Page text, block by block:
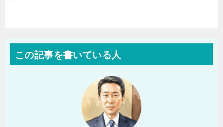
この記事を書いている人